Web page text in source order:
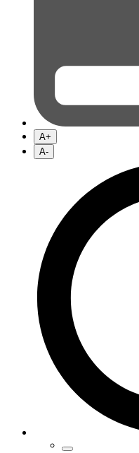
A+
A-